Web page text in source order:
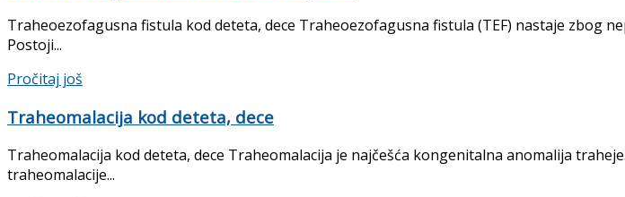
Traheoezofagusna fistula kod deteta, dece Traheoezofagusna fistula (TEF) nastaje
Postoji...
Pročitaj još
Traheomalacija kod deteta, dece
Traheomalacija kod deteta, dece Traheomalacija je najčešća kongenitalna anomalija
traheomalacije...